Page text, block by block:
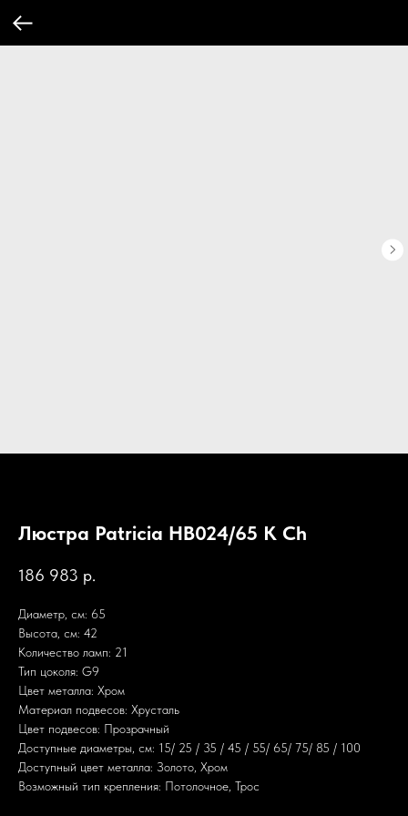
Люстра Patricia HB024/65 K Ch
186 983 р.
Диаметр, см: 65
Высота, см: 42
Количество ламп: 21
Тип цоколя: G9
Цвет металла: Хром
Материал подвесов: Хрусталь
Цвет подвесов: Прозрачный
Доступные диаметры, см: 15/ 25 / 35 / 45 / 55/ 65/ 75/ 85 / 100
Доступный цвет металла: Золото, Хром
Возможный тип крепления: Потолочное, Трос